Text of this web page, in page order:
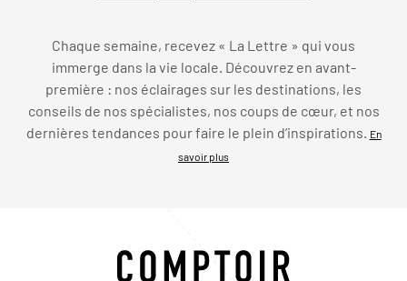
Chaque semaine, recevez « La Lettre » qui vous
immerge dans la vie locale. Découvrez en avant-
première : nos éclairages sur les destinations, les
conseils de nos spécialistes, nos coups de cœur, et nos
dernières tendances pour faire le plein d’inspirations. En
savoir plus